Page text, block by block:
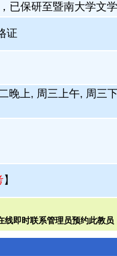
已保研至暨南大学文
证
晚上, 周三上午, 周三
】